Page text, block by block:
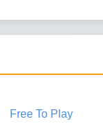
Free To Play